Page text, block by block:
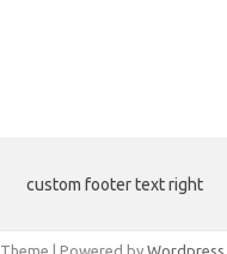
custom footer text right
Theme | Powered by Wordpress